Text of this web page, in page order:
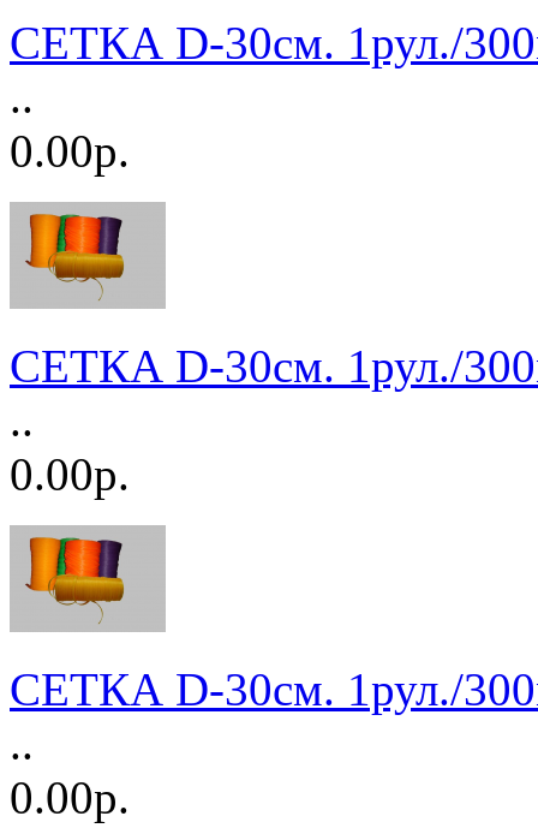
СЕТКА D-30см. 1рул./
..
0.00р.
СЕТКА D-30см. 1рул./
..
0.00р.
СЕТКА D-30см. 1рул./
..
0.00р.